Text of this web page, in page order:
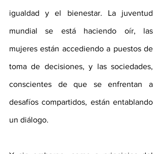
igualdad y el bienestar. La juventud
mundial se está haciendo oír, las
mujeres están accediendo a puestos de
toma de decisiones, y las sociedades,
conscientes de que se enfrentan a
desafíos compartidos, están entablando
un diálogo.